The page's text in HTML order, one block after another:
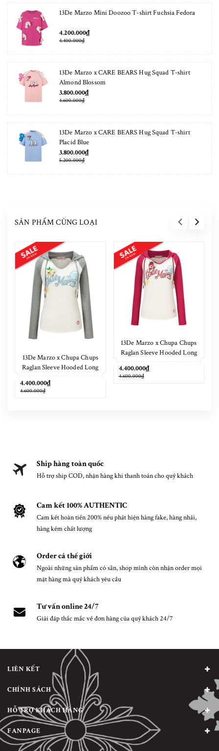
13De Marzo Mini Doozoo T-shirt Fuchsia Fedora
4.200.000₫
4.400.000₫
13De Marzo x CARE BEARS Hug Squad T-shirt
Almond Blossom
3.800.000₫
4.600.000₫
13De Marzo x CARE BEARS Hug Squad T-shirt
Placid Blue
3.800.000₫
5.200.000₫
SẢN PHẨM CÙNG LOẠI
13De Marzo x Chupa Chups
Raglan Sleeve Hooded Long
4.400.000₫
4.600.000₫
13De Marzo x Chupa Chups
Raglan Sleeve Hooded Long
4.400.000₫
4.600.000₫
Ship hàng toàn quốc
Hỗ trợ ship COD, nhận hàng khi thanh toán cho quý khách
Cam kết 100% AUTHENTIC
Cam kết hoàn tiền 200% nếu phát hiện hàng fake, hàng nhái,
hàng kém chất lượng
Order cả thế giới
Ngoài những sản phẩm có sẵn, shop mình còn nhận order mọi
mặt hàng mà quý khách yêu cầu
Tư vấn online 24/7
Giải đáp thắc mắc về đơn hàng của quý khách 24/7
LIÊN KẾT
CHÍNH SÁCH
HỖ TRỢ KHÁCH HÀNG
FANPAGE